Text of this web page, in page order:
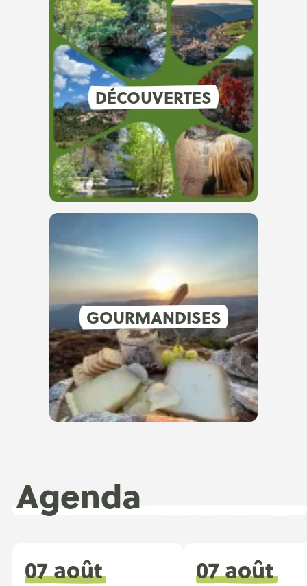
DÉCOUVERTES
GOURMANDISES
Agenda
07 août 07 août